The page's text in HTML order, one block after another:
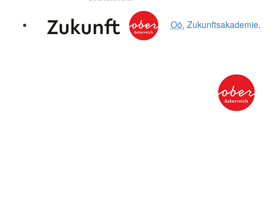
Oö. Zukunftsakademie.